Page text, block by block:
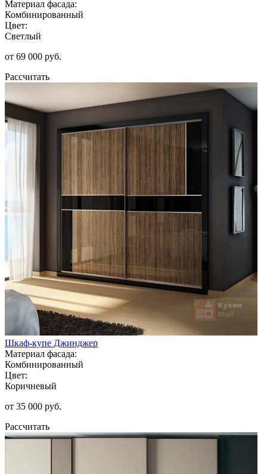
Материал фасада:
Комбинированный
Цвет:
Светлый
от 69 000 руб.
Рассчитать
Шкаф-купе Джинджер
Материал фасада:
Комбинированный
Цвет:
Коричневый
от 35 000 руб.
Рассчитать